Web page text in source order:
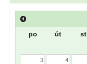
po út st
3
4